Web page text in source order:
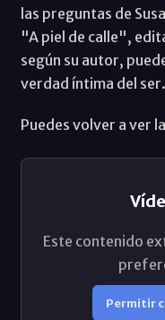
las preguntas de
"A piel de calle",
según su autor,
verdad íntima del ser.
Puedes volver a ver
Este contenido
Permitir